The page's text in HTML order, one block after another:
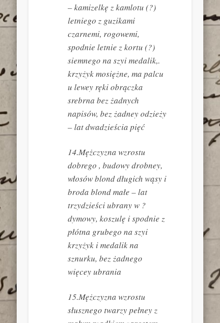
– kamizelkę z kamlotu (?)
letniego z guzikami
czarnemi, rogowemi,
spodnie letnie z kortu (?)
siemnego na szyi medalik,.
krzyżyk mosiężne, ma palcu
u lewey ręki obrączka
srebrna bez żadnych
napisów, bez żadney odzieży
– lat dwadzieścia pięć
14.Mężczyzna wzrostu
dobrego , budowy drobney,
włosów blond długich wąsy i
broda blond małe – lat
trzydzieści ubrany w ?
dymowy, koszulę i spodnie z
płótna grubego na szyi
krzyżyk i medalik na
sznurku, bez żadnego
więcey ubrania
15.Mężczyzna wzrostu
słusznego twarzy pełney z